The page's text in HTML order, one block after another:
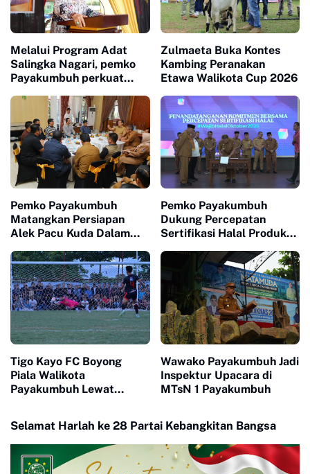
Melalui Program Adat
Salingka Nagari, pemko
Payakumbuh perkuat
Budaya Minangkabau
Zulmaeta Buka Kontes
Kambing Peranakan
Etawa Walikota Cup 2026
Pemko Payakumbuh
Matangkan Persiapan
Alek Pacu Kuda Dalam
Pemko Payakumbuh
Dukung Percepatan
Sertifikasi Halal Produk
Tigo Kayo FC Boyong
Piala Walikota
Payakumbuh Lewat
Wawako Payakumbuh Jadi
Inspektur Upacara di
MTsN 1 Payakumbuh
Selamat Harlah ke 28 Partai Kebangkitan Bangsa